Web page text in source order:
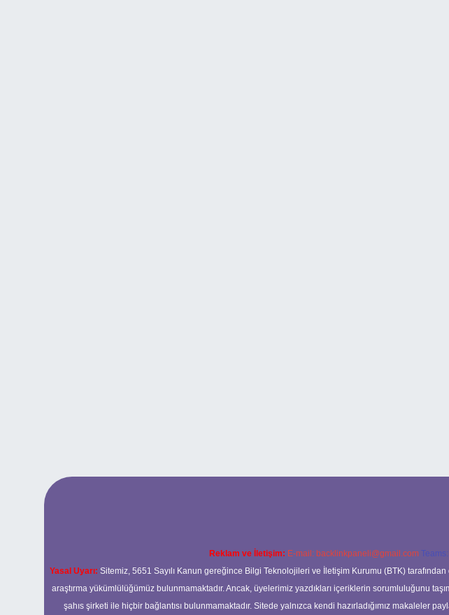
Reklam ve İletişim: E-mail: backlinkpaneli@gmail.com Teams:
Yasal Uyarı: Sitemiz, 5651 Sayılı Kanun gereğince Bilgi Teknolojileri ve İletişim Kurumu (BTK)
araştırma yükümlülüğümüz bulunmamaktadır. Ancak, üyelerimiz yazdıkları içeriklerin sorumluluğunu
şahıs şirketi ile hiçbir bağlantısı bulunmamaktadır. Sitede yalnızca kendi hazırladığımız makaleler